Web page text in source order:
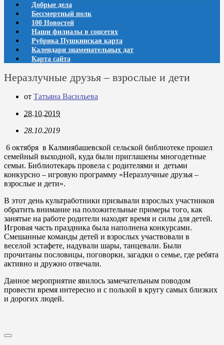
Добрые дела
Бессмертный полк
100 Новостей
Наши филиалы в соцсетях
Рубрика Пушкинская карта
Календари знаменательных дат
Карта сайта
Неразлучные друзья – взрослые и дети
от Татьяна Васильева
28.10.2019
28.10.2019
6 октября в Калмиябашевской сельской библиотеке прошел
семейный выходной, куда были приглашены многодетные
семьи. Библиотекарь провела с родителями и детьми
конкурсно – игровую программу «Неразлучные друзья –
взрослые и дети».
В этот день культработники призывали взрослых участников
обратить внимание на положительные примеры того, как
занятые на работе родители находят время и силы для детей.
Игровая часть праздника была наполнена конкурсами.
Смешанные команды детей и взрослых участвовали в
веселой эстафете, надували шары, танцевали. Были
прочитаны пословицы, поговорки, загадки о семье, где ребята
активно и дружно отвечали.
Данное мероприятие явилось замечательным поводом
провести время интересно и с пользой в кругу самых близких
и дорогих людей.